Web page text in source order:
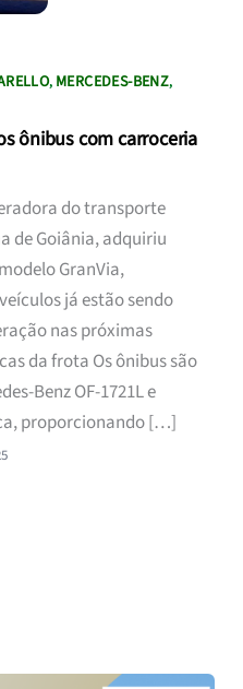
, MERCEDES-BENZ,
ônibus com carroceria
do transporte
de Goiânia, adquiriu
GranVia,
já estão sendo
nas próximas
da frota Os ônibus são
Benz OF-1721L e
proporcionando […]